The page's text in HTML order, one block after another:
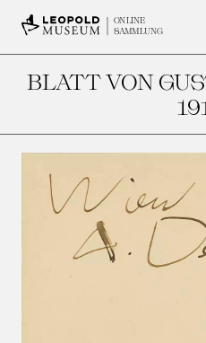
ONLINE
SAMMLUNG
BLATT VON